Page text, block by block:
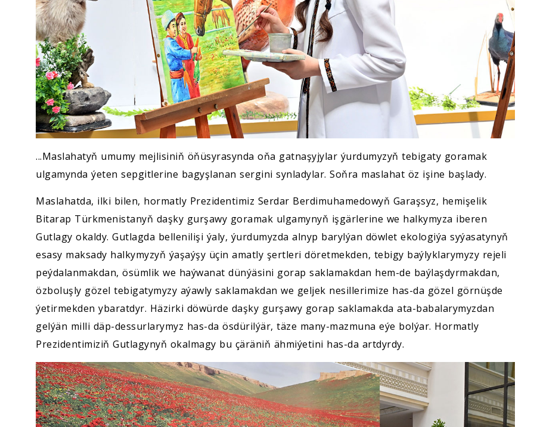
...Maslahatyň umumy mejlisiniň öňüsyrasynda oňa gatnaşyjylar ýurdumyzyň tebigaty goramak
ulgamynda ýeten sepgitlerine bagyşlanan sergini synladylar. Soňra maslahat öz işine başlady.
Maslahatda, ilki bilen, hormatly Prezidentimiz Serdar Berdimuhamedowyň Garaşsyz, hemişelik
Bitarap Türkmenistanyň daşky gurşawy goramak ulgamynyň işgärlerine we halkymyza iberen
Gutlagy okaldy. Gutlagda bellenilişi ýaly, ýurdumyzda alnyp barylýan döwlet ekologiýa syýasatynyň
esasy maksady halkymyzyň ýaşaýşy üçin amatly şertleri döretmekden, tebigy baýlyklarymyzy rejeli
peýdalanmakdan, ösümlik we haýwanat dünýäsini gorap saklamakdan hem-de baýlaşdyrmakdan,
özboluşly gözel tebigatymyzy aýawly saklamakdan we geljek nesillerimize has-da gözel görnüşde
ýetirmekden ybaratdyr. Häzirki döwürde daşky gurşawy gorap saklamakda ata-babalarymyzdan
gelýän milli däp-dessurlarymyz has-da ösdürilýär, täze many-mazmuna eýe bolýar. Hormatly
Prezidentimiziň Gutlagynyň okalmagy bu çäräniň ähmiýetini has-da artdyrdy.